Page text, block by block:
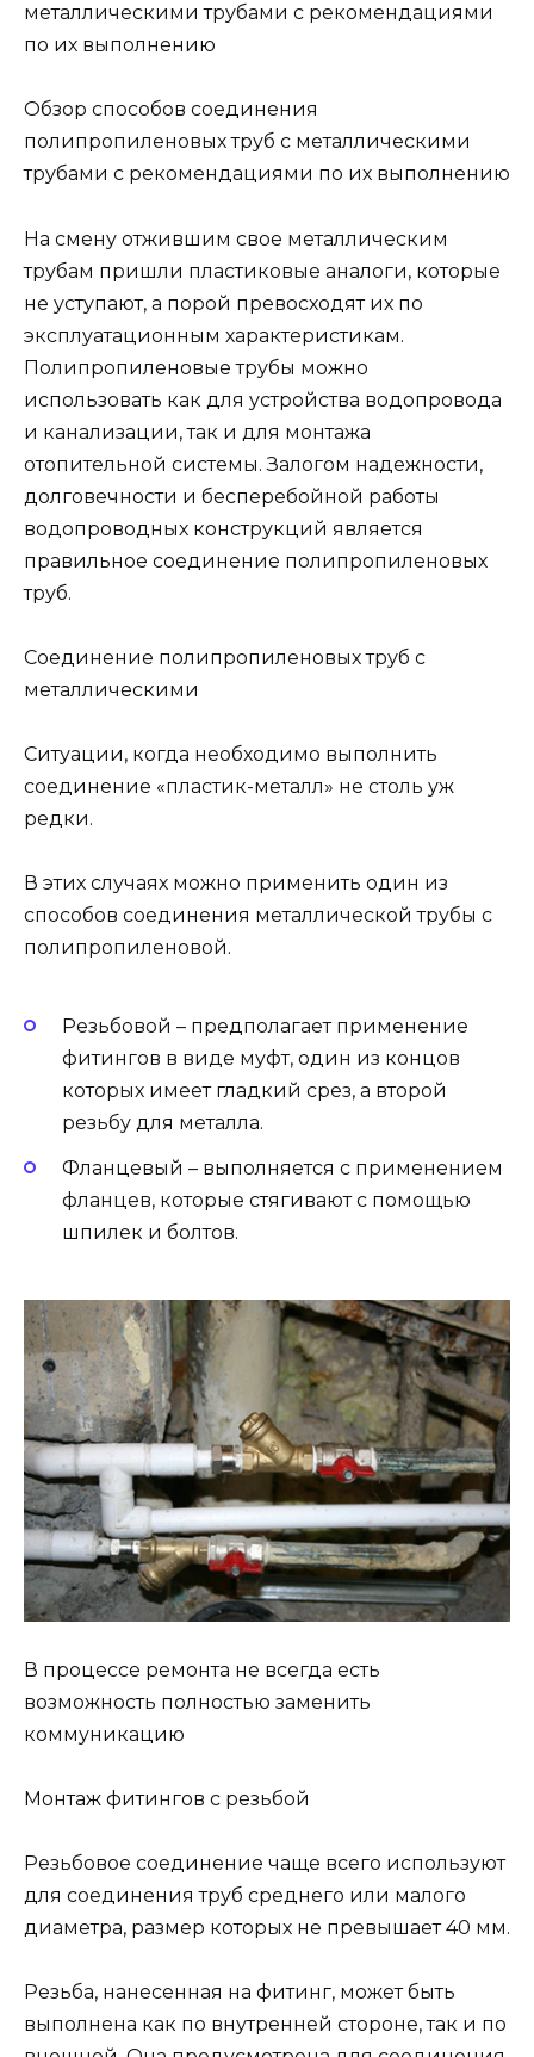
металлическими трубами с рекомендациями
по их выполнению
Обзор способов соединения
полипропиленовых труб с металлическими
трубами с рекомендациями по их выполнению
На смену отжившим свое металлическим
трубам пришли пластиковые аналоги, которые
не уступают, а порой превосходят их по
эксплуатационным характеристикам.
Полипропиленовые трубы можно
использовать как для устройства водопровода
и канализации, так и для монтажа
отопительной системы. Залогом надежности,
долговечности и бесперебойной работы
водопроводных конструкций является
правильное соединение полипропиленовых
труб.
Соединение полипропиленовых труб с
металлическими
Ситуации, когда необходимо выполнить
соединение «пластик-металл» не столь уж
редки.
В этих случаях можно применить один из
способов соединения металлической трубы с
полипропиленовой.
Резьбовой – предполагает применение
фитингов в виде муфт, один из концов
которых имеет гладкий срез, а второй
резьбу для металла.
Фланцевый – выполняется с применением
фланцев, которые стягивают с помощью
шпилек и болтов.
В процессе ремонта не всегда есть
возможность полностью заменить
коммуникацию
Монтаж фитингов с резьбой
Резьбовое соединение чаще всего используют
для соединения труб среднего или малого
диаметра, размер которых не превышает 40 мм.
Резьба, нанесенная на фитинг, может быть
выполнена как по внутренней стороне, так и по